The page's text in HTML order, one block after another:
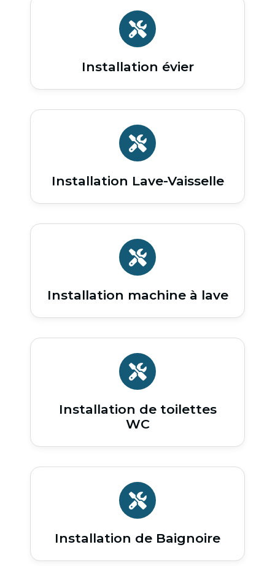
Installation évier
Installation Lave-Vaisselle
Installation machine à lave
Installation de toilettes
WC
Installation de Baignoire